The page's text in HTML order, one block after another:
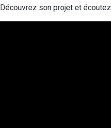
Découvrez son projet et écoutez